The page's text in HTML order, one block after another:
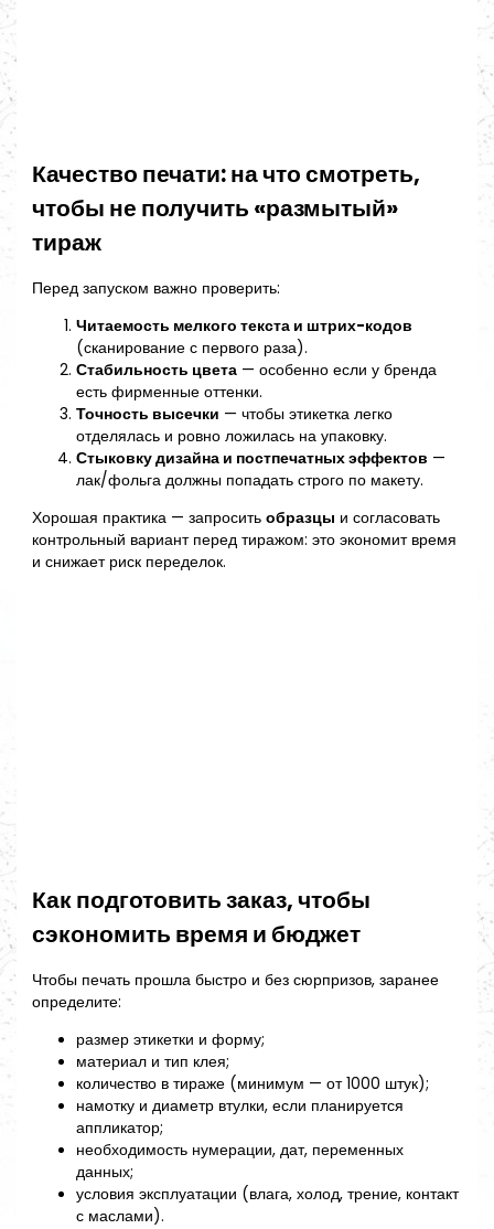
Качество печати: на что смотреть,
чтобы не получить «размытый»
тираж
Перед запуском важно проверить:
Читаемость мелкого текста и штрих-кодов
(сканирование с первого раза).
Стабильность цвета — особенно если у бренда
есть фирменные оттенки.
Точность высечки — чтобы этикетка легко
отделялась и ровно ложилась на упаковку.
Стыковку дизайна и постпечатных эффектов —
лак/фольга должны попадать строго по макету.
Хорошая практика — запроситьобразцы и согласовать
контрольный вариант перед тиражом: это экономит время
и снижает риск переделок.
Как подготовить заказ, чтобы
сэкономить время и бюджет
Чтобы печать прошла быстро и без сюрпризов, заранее
определите:
размер этикетки и форму;
материал и тип клея;
количество в тираже (минимум — от 1000 штук);
намотку и диаметр втулки, если планируется
аппликатор;
необходимость нумерации, дат, переменных
данных;
условия эксплуатации (влага, холод, трение, контакт
с маслами).